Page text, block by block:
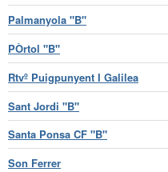
Palmanyola "B"
PÒrtol "B"
Rtvº Puigpunyent I Galilea
Sant Jordi "B"
Santa Ponsa CF "B"
Son Ferrer